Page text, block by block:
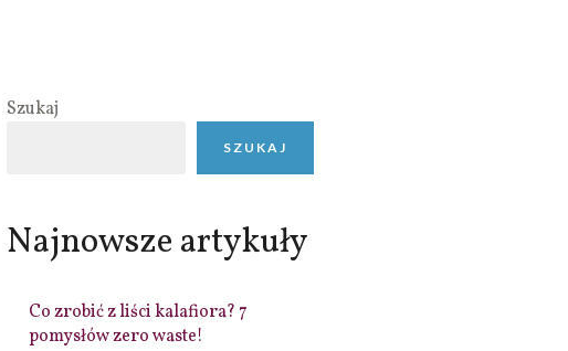
Szukaj
SZUKAJ
Najnowsze artykuły
Co zrobić z liści kalafiora? 7
pomysłów zero waste!